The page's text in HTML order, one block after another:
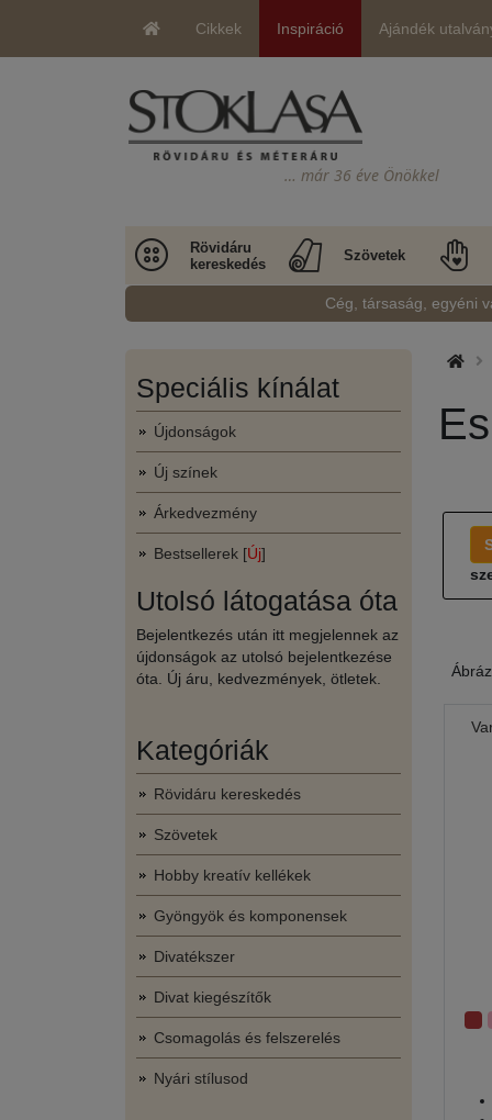
Cikkek Inspiráció Ajándék
… már 36 éve Önökkel
Rövidáru
kereskedés
Szövetek
Cég, társaság, egyéni
Speciális kínálat
Újdonságok
Új színek
Árkedvezmény
Bestsellerek [Új]
Utolsó látogatása óta
Bejelentkezés után itt megjelennek az
újdonságok az utolsó bejelentkezése
óta. Új áru, kedvezmények, ötletek.
Kategóriák
Rövidáru kereskedés
Szövetek
Hobby kreatív kellékek
Gyöngyök és komponensek
Divatékszer
Divat kiegészítők
Csomagolás és felszerelés
Nyári stílusod